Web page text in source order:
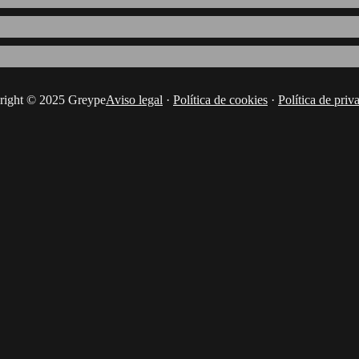
© 2025 GreypeAviso legal · Política de cookies · Política de